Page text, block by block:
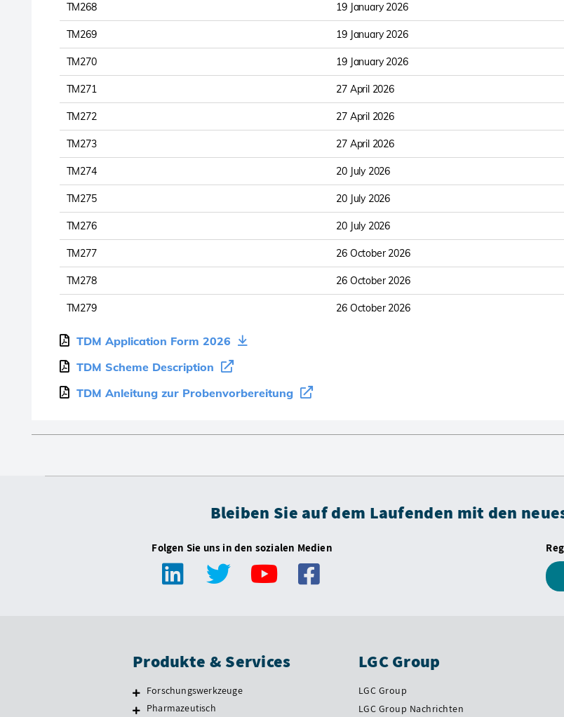
TM268 19 January 2026
TM269 19 January 2026
TM270 19 January 2026
TM271 27 April 2026
TM272 27 April 2026
TM273 27 April 2026
TM274 20 July 2026
TM275 20 July 2026
TM276 20 July 2026
TM277 26 October 2026
TM278 26 October 2026
TM279 26 October 2026
TDM Application Form 2026
TDM Scheme Description
TDM Anleitung zur Probenvorbereitung
Bleiben Sie auf dem Laufenden mit den
Folgen Sie uns in den sozialen Medien
Produkte & Services
Forschungswerkzeuge
Pharmazeutisch
LGC Group
LGC Group
LGC Group Nachrichten